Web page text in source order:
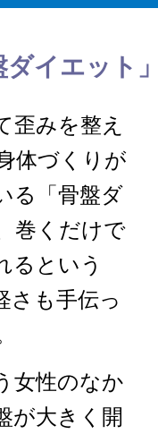
ダイエット
みを整え
体づくりが
る「骨盤ダ
巻くだけで
るという
さも手伝っ
女性のなか
が大きく開